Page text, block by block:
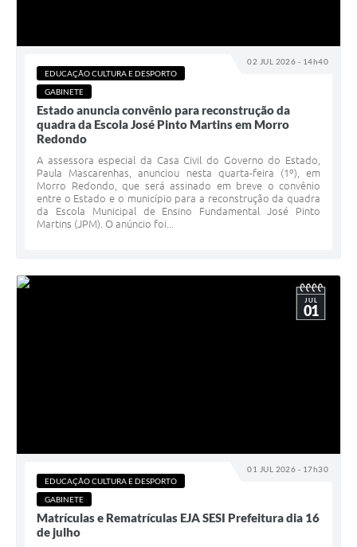
02 JUL 2026 - 14h40
EDUCAÇÃO CULTURA E DESPORTO
GABINETE
Estado anuncia convênio para reconstrução da
quadra da Escola José Pinto Martins em Morro
Redondo
A assessora especial da Casa Civil do Governo do Estado,
Paula Mascarenhas, anunciou nesta quarta-feira (1º), em
Morro Redondo, que será assinado em breve o convênio
entre o Estado e o município para a reconstrução da quadra
da Escola Municipal de Ensino Fundamental José Pinto
Martins (JPM). O anúncio foi...
01 JUL 2026 - 17h30
JUL
01
EDUCAÇÃO CULTURA E DESPORTO
GABINETE
Matrículas e Rematrículas EJA SESI Prefeitura dia 16
de julho